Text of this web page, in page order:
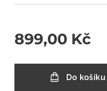
899,00 Kč
Do košíku